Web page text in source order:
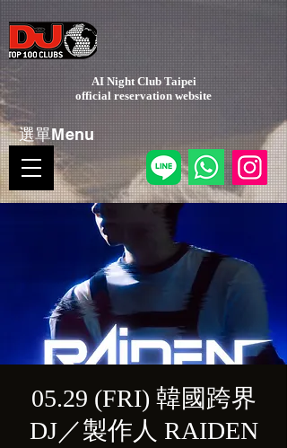
AI Night Club Taipei
​official reservation website
選單Menu
05.29 (FRI) 韓國跨界
DJ／製作人 RAIDEN